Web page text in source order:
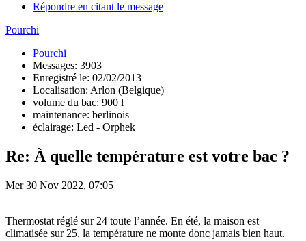
Répondre en citant le message
Pourchi
Pourchi
Messages: 3903
Enregistré le: 02/02/2013
Localisation: Arlon (Belgique)
volume du bac: 900 l
maintenance: berlinois
éclairage: Led - Orphek
Re: À quelle température est votre bac ?
Mer 30 Nov 2022, 07:05
Thermostat réglé sur 24 toute l’année. En été, la maison est
climatisée sur 25, la température ne monte donc jamais bien haut.